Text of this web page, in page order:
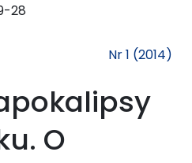
28
Nr 1 (2014)
O